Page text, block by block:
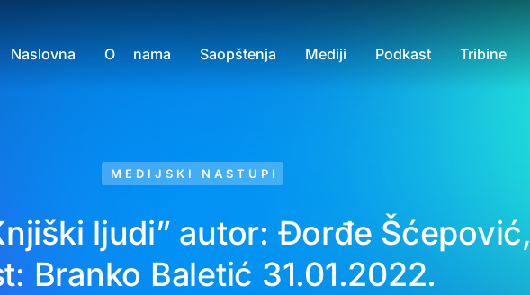
Naslovna O nama Saopštenja Mediji Podkast Tribine
MEDIJSKI NASTUPI
ljudi” autor: Đorđe Šćepović,
Branko Baletić 31.01.2022.